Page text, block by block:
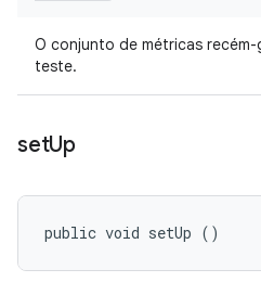
O conjunto de métricas
teste.
setUp
public void setUp ()